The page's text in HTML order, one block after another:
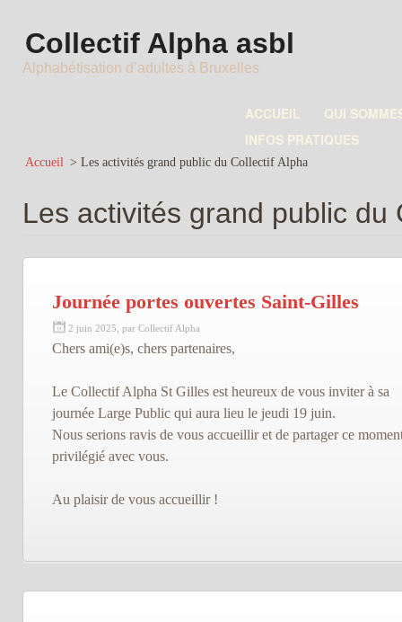
Collectif Alpha asbl
Alphabétisation d’adultes à Bruxelles
ACCUEIL
QUI
INFOS PRATIQUES
Accueil > Les activités grand public du Collectif Alpha
Les activités grand public du
Journée portes ouvertes Saint-Gilles
2 juin 2025, par Collectif Alpha
Chers ami(e)s, chers partenaires,
Le Collectif Alpha St Gilles est heureux de vous inviter à sa
journée Large Public qui aura lieu le jeudi 19 juin.
Nous serions ravis de vous accueillir et de partager ce
privilégié avec vous.
Au plaisir de vous accueillir !